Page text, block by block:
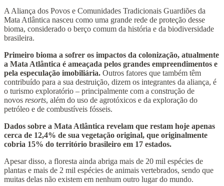
A Aliança dos Povos e Comunidades Tradicionais Guardiões da
Mata Atlântica nasceu como uma grande rede de proteção desse
bioma, considerado o berço comum da história e da biodiversidade
brasileira.
Primeiro bioma a sofrer os impactos da colonização, atualmente
a Mata Atlântica é ameaçada pelos grandes empreendimentos e
pela especulação imobiliária. Outros fatores que também têm
contribuído para a sua destruição, dizem os integrantes da aliança, é
o turismo exploratório – principalmente com a construção de
novos resorts, além do uso de agrotóxicos e da exploração do
petróleo e de combustíveis fósseis.
Dados sobre a Mata Atlântica revelam que restam hoje apenas
cerca de 12,4% de sua vegetação original, que originalmente
cobria 15% do território brasileiro em 17 estados.
Apesar disso, a floresta ainda abriga mais de 20 mil espécies de
plantas e mais de 2 mil espécies de animais vertebrados, sendo que
muitas delas não existem em nenhum outro lugar do mundo.